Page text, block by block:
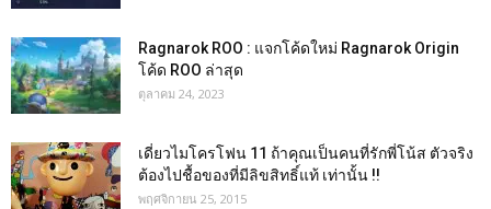
Ragnarok ROO : แจกโค้ดใหม่ Ragnarok Origin
โค้ด ROO ล่าสุด
ตุลาคม 24, 2023
เดี่ยวไมโครโฟน 11 ถ้าคุณเป็นคนที่รักพี่โน้ส ตัวจริง
ต้องไปชื้อของที่มีลิขสิทธิ์แท้ เท่านั้น !!
พฤศจิกายน 25, 2015